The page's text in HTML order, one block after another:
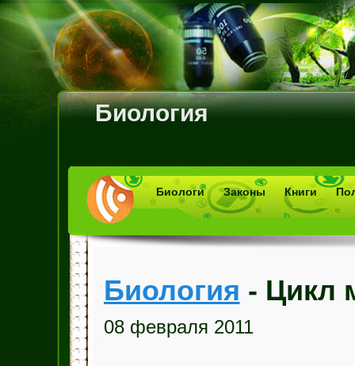
Биология
Биологи Законы Книги
Биология - Цикл
08 февраля 2011